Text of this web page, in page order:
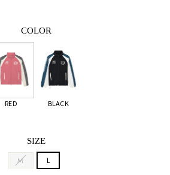
COLOR
RED BLACK
SIZE
M
L